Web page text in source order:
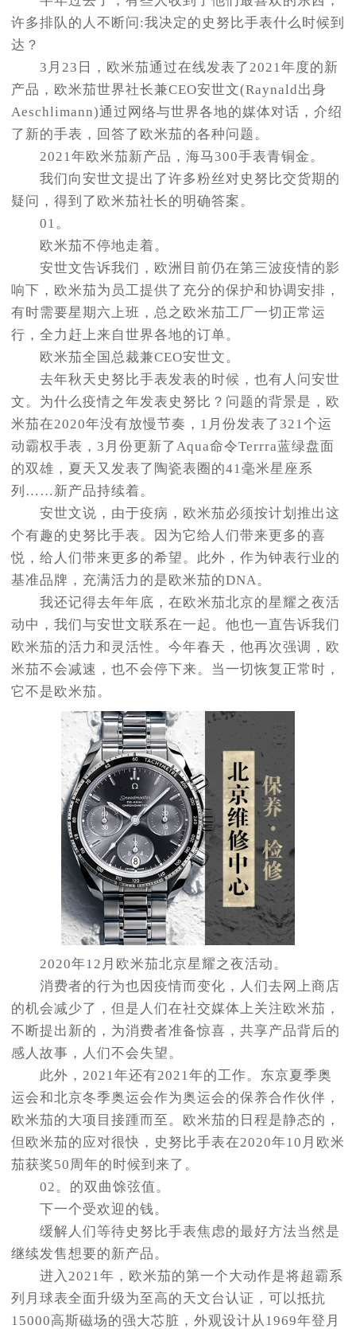
许多排队的人不断问:我决定的史努比手表什么时候到
达？
3月23日，欧米茄通过在线发表了2021年度的新
产品，欧米茄世界社长兼CEO安世文(Raynald出身
Aeschlimann)通过网络与世界各地的媒体对话，介绍
了新的手表，回答了欧米茄的各种问题。
2021年欧米茄新产品，海马300手表青铜金。
我们向安世文提出了许多粉丝对史努比交货期的
疑问，得到了欧米茄社长的明确答案。
01。
欧米茄不停地走着。
安世文告诉我们，欧洲目前仍在第三波疫情的影
响下，欧米茄为员工提供了充分的保护和协调安排，
有时需要星期六上班，总之欧米茄工厂一切正常运
行，全力赶上来自世界各地的订单。
欧米茄全国总裁兼CEO安世文。
去年秋天史努比手表发表的时候，也有人问安世
文。为什么疫情之年发表史努比？问题的背景是，欧
米茄在2020年没有放慢节奏，1月份发表了321个运
动霸权手表，3月份更新了Aqua命令Terrra蓝绿盘面
的双雄，夏天又发表了陶瓷表圈的41毫米星座系
列……新产品持续着。
安世文说，由于疫病，欧米茄必须按计划推出这
个有趣的史努比手表。因为它给人们带来更多的喜
悦，给人们带来更多的希望。此外，作为钟表行业的
基准品牌，充满活力的是欧米茄的DNA。
我还记得去年年底，在欧米茄北京的星耀之夜活
动中，我们与安世文联系在一起。他也一直告诉我们
欧米茄的活力和灵活性。今年春天，他再次强调，欧
米茄不会减速，也不会停下来。当一切恢复正常时，
它不是欧米茄。
2020年12月欧米茄北京星耀之夜活动。
消费者的行为也因疫情而变化，人们去网上商店
的机会减少了，但是人们在社交媒体上关注欧米茄，
不断提出新的，为消费者准备惊喜，共享产品背后的
感人故事，人们不会失望。
此外，2021年还有2021年的工作。东京夏季奥
运会和北京冬季奥运会作为奥运会的保养合作伙伴，
欧米茄的大项目接踵而至。欧米茄的日程是静态的，
但欧米茄的应对很快，史努比手表在2020年10月欧米
茄获奖50周年的时候到来了。
02。的双曲馀弦值。
下一个受欢迎的钱。
缓解人们等待史努比手表焦虑的最好方法当然是
继续发售想要的新产品。
进入2021年，欧米茄的第一个大动作是将超霸系
列月球表全面升级为至高的天文台认证，可以抵抗
15000高斯磁场的强大芯脏，外观设计从1969年登月